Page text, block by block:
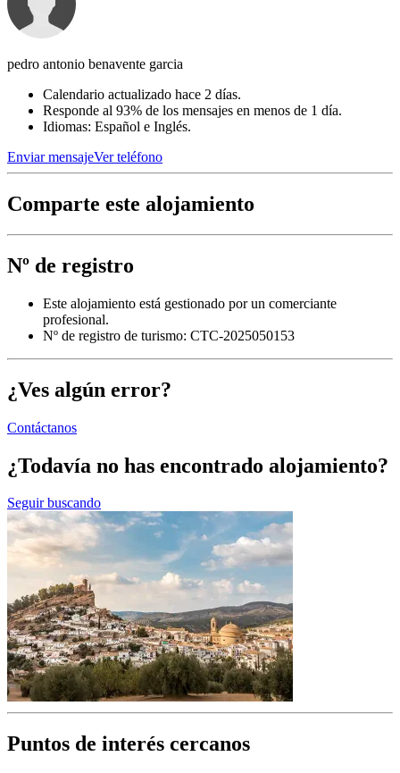
pedro antonio benavente garcia
Calendario actualizado hace 2 días.
Responde al 93% de los mensajes en menos de 1 día.
Idiomas: Español e Inglés.
Enviar mensajeVer teléfono
Comparte este alojamiento
Nº de registro
Este alojamiento está gestionado por un comerciante
profesional.
Nº de registro de turismo: CTC-2025050153
¿Ves algún error?
Contáctanos
¿Todavía no has encontrado alojamiento?
Seguir buscando
Puntos de interés cercanos